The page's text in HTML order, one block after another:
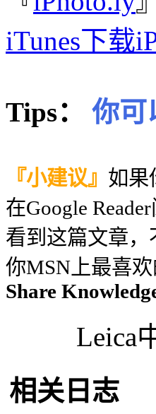
iTunes下载
Tips： 你可
『小建议』 如果
在Google
看到这篇文章，
你MSN上最喜欢
Share
Leica
相关日志